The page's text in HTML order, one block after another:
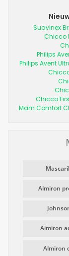
Suavinex
Chicco
Philips
Philips Avent
Chicco
Mam Comfort
Almiron
Almiron
Almiron